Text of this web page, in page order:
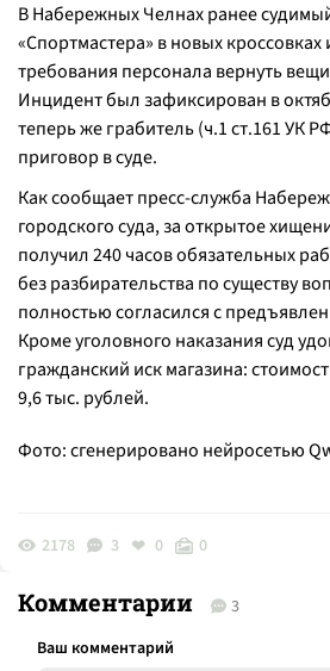
В Набережных Челнах ранее
«Спортмастера» в новых кроссовках
требования персонала вернуть
Инцидент был зафиксирован в
теперь же грабитель (ч.1 ст.161 УК
приговор в суде.
Как сообщает пресс-служба
городского суда, за открытое
получил 240 часов обязательных
без разбирательства по существу
полностью согласился с
Кроме уголовного наказания суд
гражданский иск магазина:
9,6 тыс. рублей.
Фото: сгенерировано нейросетью
2178 3 0 0
Комментарии 3